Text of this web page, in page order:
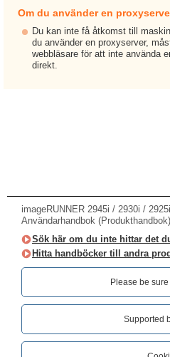
Om du använder en
Du kan inte få åtkomst till
du använder en proxyserver,
webbläsare för att inte använda
direkt.
imageRUNNER 2945i / 2930i / 2925i
Användarhandbok (Produkthandbok)
Sök här om du inte hittar det
Hitta handböcker till andra
Please be
Supported